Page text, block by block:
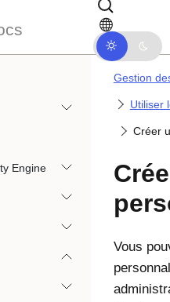
Passer à la navigation dans les
Engine
Gestion
Utiliser
Créer
Vous